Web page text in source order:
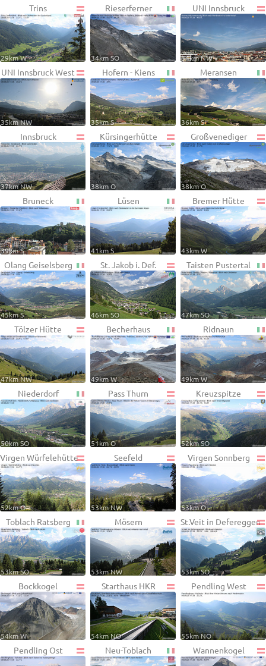
Trins
29km W
Rieserferner
34km SO
UNI Innsbruck
34km NW
UNI Innsbruck West
35km NW
Hofern - Kiens
35km S
Meransen
36km S
Innsbruck
37km NW
Kürsingerhütte
38km O
Großvenediger
38km O
Bruneck
39km S
Lüsen
41km S
Bremer Hütte
43km W
Olang Geiselsberg
45km S
St. Jakob i. Def.
46km SO
Taisten Pustertal
47km SO
Tölzer Hütte
47km NW
Becherhaus
49km W
Ridnaun
49km W
Niederdorf
50km SO
Pass Thurn
51km O
Kreuzspitze
52km SO
Virgen Würfelehütte
52km O
Seefeld
53km NW
Virgen Sonnberg
53km O
Toblach Ratsberg
53km SO
Mösern
53km NW
St.Veit in Defereggen
53km SO
Bockkogel
54km W
Starthaus HKR
54km NO
Pendling West
55km NO
Pendling Ost Neu-Toblach Wannenkogel